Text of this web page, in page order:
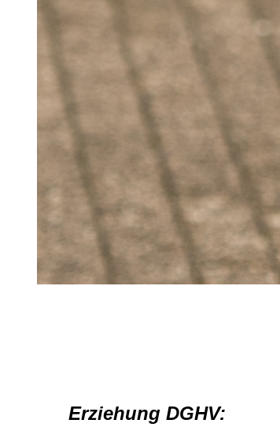
Erziehung DGHV: